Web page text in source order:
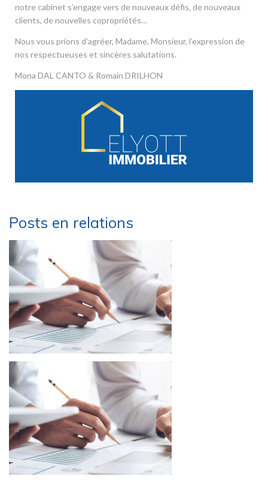
notre cabinet s’engage vers de nouveaux défis, de nouveaux
clients, de nouvelles copropriétés…
Nous vous prions d’agréer, Madame, Monsieur, l’expression de
nos respectueuses et sincères salutations.
Mona DAL CANTO & Romain DRILHON
Posts en relations